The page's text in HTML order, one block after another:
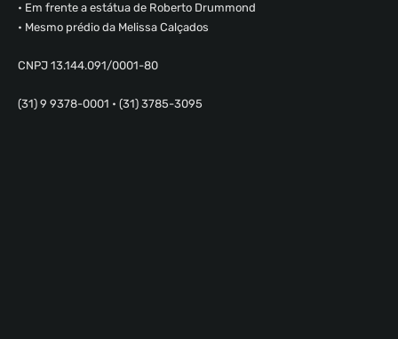
• Em frente a estátua de Roberto Drummond
• Mesmo prédio da Melissa Calçados
CNPJ 13.144.091/0001-80
(31) 9 9378-0001 • (31) 3785-3095